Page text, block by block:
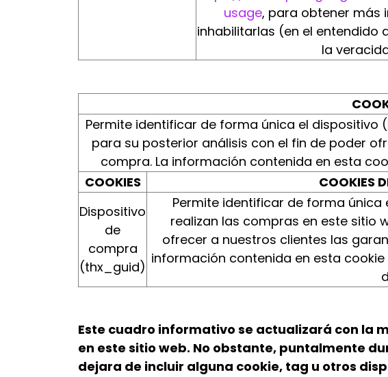
usage, para obtener más
inhabilitarlas (en el entendido
la
Permite identificar de forma única el dispositivo
para su posterior análisis con el fin de poder
compra. La información contenida en esta
COOKIES
COOKIES
Dispositivo
de
compra
(thx_guid)
Permite identificar de forma única
realizan las compras en este sitio
ofrecer a nuestros clientes las
información contenida en esta
Este cuadro informativo se actualizará con la
en este sitio web. No obstante, puntalmente
dejara de incluir alguna cookie, tag u otros